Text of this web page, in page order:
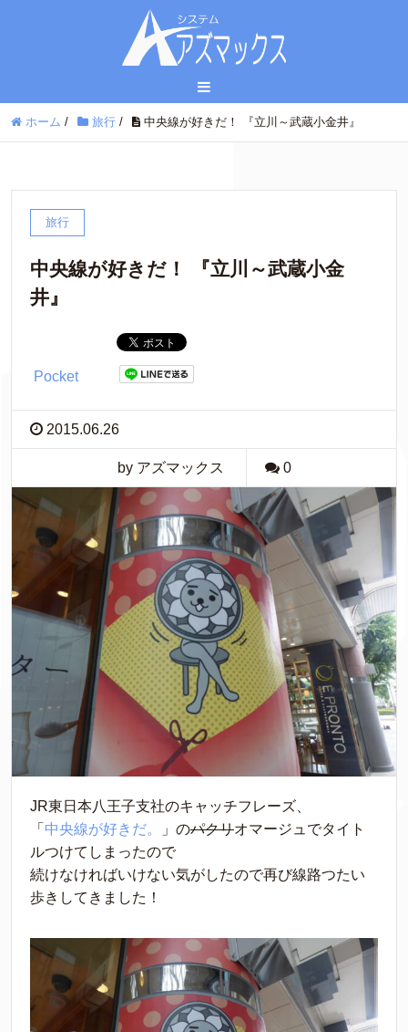
ホーム / 旅行 / 中央線が好きだ！ 『立川～武蔵小金井』
旅行
中央線が好きだ！ 『立川～武蔵小金
井』
Pocket
2015.06.26
by アズマックス 0
JR東日本八王子支社のキャッチフレーズ、
「 中央線が好きだ。 」のパクリオマージュでタイト
ルつけてしまったので
続けなければいけない気がしたので再び線路つたい
歩きしてきました！